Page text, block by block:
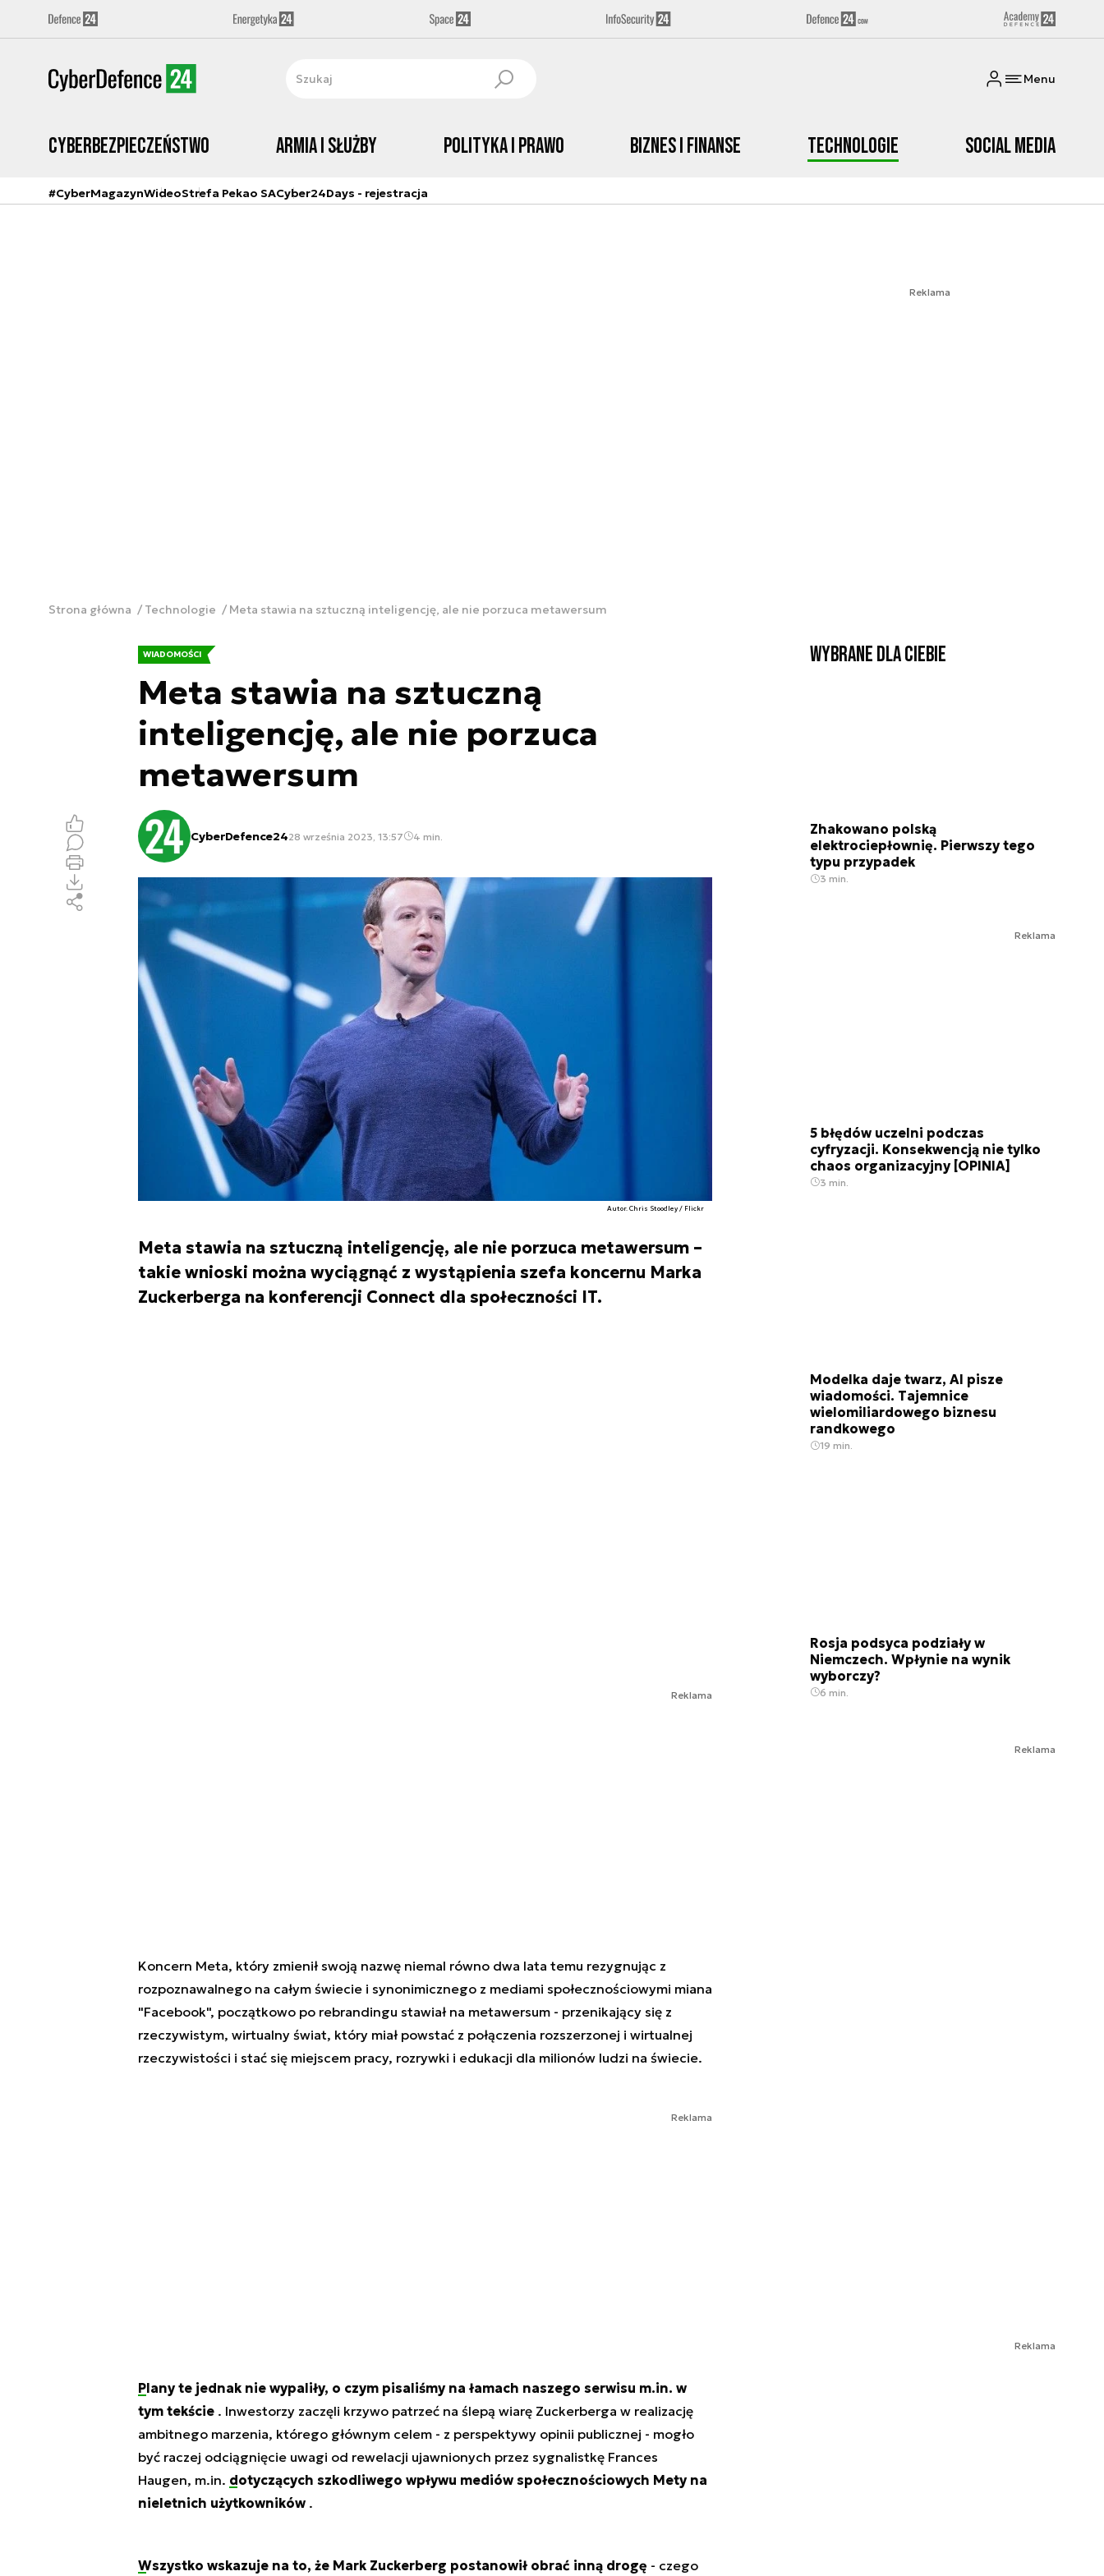
Menu
Cyberbezpieczeństwo Armia i Służby Polityka i prawo Biznes i Finanse Technologie Social media
#CyberMagazynWideoStrefa Pekao SACyber24Days - rejestracja
Reklama
Strona główna Technologie Meta stawia na sztuczną inteligencję, ale nie porzuca metawersum
WIADOMOŚCI
Meta stawia na sztuczną
inteligencję, ale nie porzuca
metawersum
CyberDefence2428 września 2023, 13:57 4 min.
Autor. Chris Stoodley / Flickr
Meta stawia na sztuczną inteligencję, ale nie porzuca metawersum –
takie wnioski można wyciągnąć z wystąpienia szefa koncernu Marka
Zuckerberga na konferencji Connect dla społeczności IT.
Reklama
Koncern Meta, który zmienił swoją nazwę niemal równo dwa lata temu rezygnując z
rozpoznawalnego na całym świecie i synonimicznego z mediami społecznościowymi miana
"Facebook", początkowo po rebrandingu stawiał na metawersum - przenikający się z
rzeczywistym, wirtualny świat, który miał powstać z połączenia rozszerzonej i wirtualnej
rzeczywistości i stać się miejscem pracy, rozrywki i edukacji dla milionów ludzi na świecie.
Reklama
Plany te jednak nie wypaliły, o czym pisaliśmy na łamach naszego serwisu m.in. w
tym tekście . Inwestorzy zaczęli krzywo patrzeć na ślepą wiarę Zuckerberga w realizację
ambitnego marzenia, którego głównym celem - z perspektywy opinii publicznej - mogło
być raczej odciągnięcie uwagi od rewelacji ujawnionych przez sygnalistkę Frances
Haugen, m.in. dotyczących szkodliwego wpływu mediów społecznościowych Mety na
nieletnich użytkowników .
Wszystko wskazuje na to, że Mark Zuckerberg postanowił obrać inną drogę - czego
Wybrane dla Ciebie
Zhakowano polską
elektrociepłownię. Pierwszy tego
typu przypadek
3 min.
Reklama
5 błędów uczelni podczas
cyfryzacji. Konsekwencją nie tylko
chaos organizacyjny [OPINIA]
3 min.
Modelka daje twarz, AI pisze
wiadomości. Tajemnice
wielomiliardowego biznesu
randkowego
19 min.
Rosja podsyca podziały w
Niemczech. Wpłynie na wynik
wyborczy?
6 min.
Reklama
Reklama